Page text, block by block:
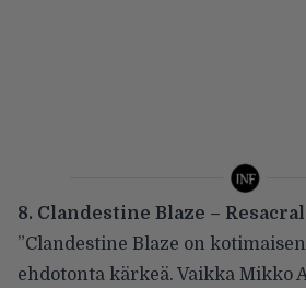
8. Clandestine Blaze –
”Clandestine Blaze on
ehdotonta kärkeä. Vaikka Mikko